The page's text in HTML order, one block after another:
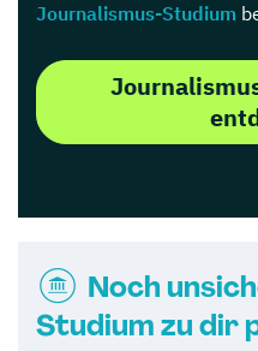
Journalismus-Studium
Noch
Studium zu dir